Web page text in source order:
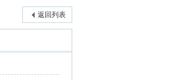
返回列表